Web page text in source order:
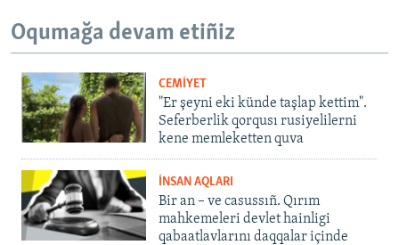
Oqumağa devam etiñiz
CEMİYET
"Er şeyni eki künde taşlap kettim".
Seferberlik qorqusı rusiyelilerni
kene memleketten quva
İNSAN AQLARI
Bir an – ve casussıñ. Qırım
mahkemeleri devlet hainligi
qabaatlavlarını daqqalar içinde